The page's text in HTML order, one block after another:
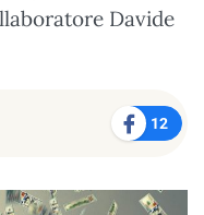
Davide
12